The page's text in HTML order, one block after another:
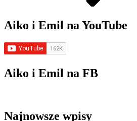
Aiko i Emil na YouTube
Aiko i Emil na FB
Najnowsze wpisy